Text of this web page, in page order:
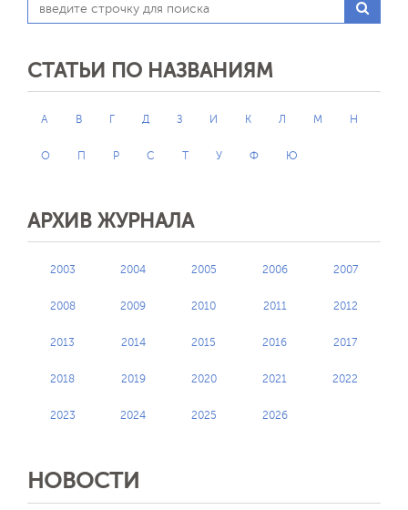
СТАТЬИ ПО НАЗВАНИЯМ
А В Г Д З И К Л М Н
О П Р С Т У Ф Ю
АРХИВ ЖУРНАЛА
2003 2004 2005 2006 2007
2008 2009 2010 2011 2012
2013 2014 2015 2016 2017
2018 2019 2020 2021 2022
2023 2024 2025 2026
НОВОСТИ